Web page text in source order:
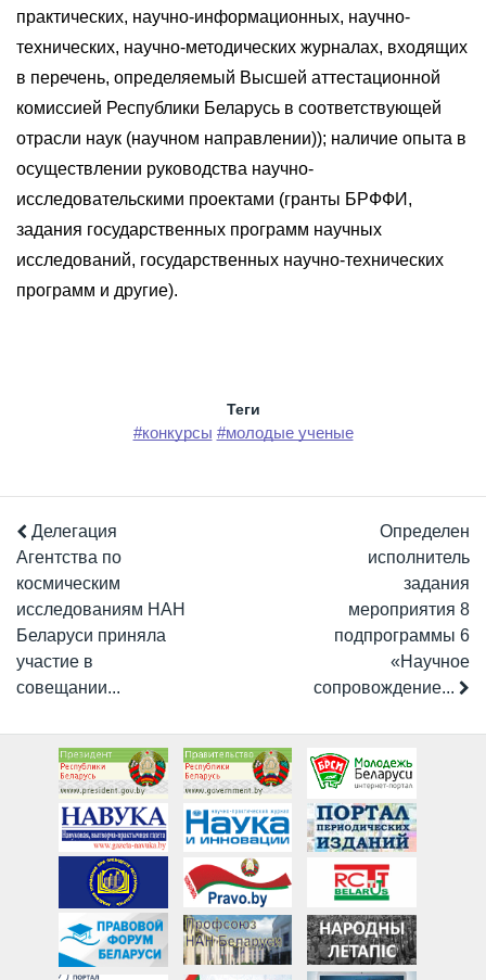
практических, научно-информационных, научно-
технических, научно-методических журналах, входящих
в перечень, определяемый Высшей аттестационной
комиссией Республики Беларусь в соответствующей
отрасли наук (научном направлении)); наличие опыта в
осуществлении руководства научно-
исследовательскими проектами (гранты БРФФИ,
задания государственных программ научных
исследований, государственных научно-технических
программ и другие).
Теги
#конкурсы #молодые ученые
Делегация
Агентства по
космическим
исследованиям НАН
Беларуси приняла
участие в
совещании...
Определен
исполнитель
задания
мероприятия 8
подпрограммы 6
«Научное
сопровождение...